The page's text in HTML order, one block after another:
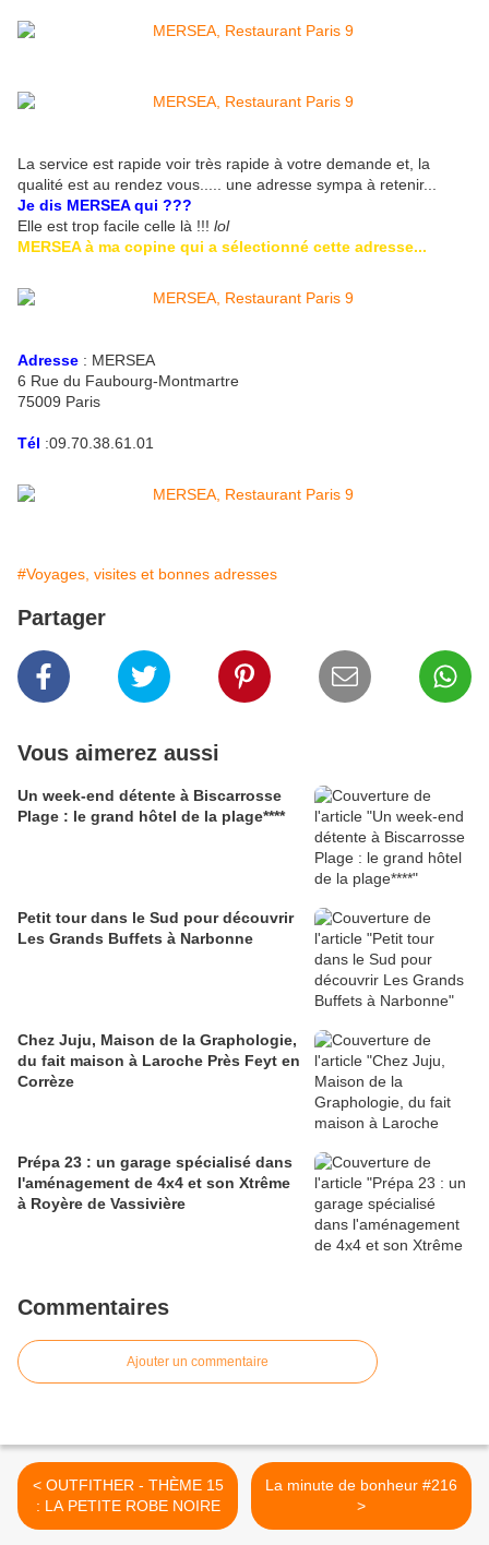
La service est rapide voir très rapide à votre demande et, la
qualité est au rendez vous..... une adresse sympa à retenir...
Je dis MERSEA qui ???
Elle est trop facile celle là !!! lol
MERSEA à ma copine qui a sélectionné cette adresse...
Adresse : MERSEA
6 Rue du Faubourg-Montmartre
75009 Paris
Tél :09.70.38.61.01
#Voyages, visites et bonnes adresses
Partager
Vous aimerez aussi
Un week-end détente à Biscarrosse
Plage : le grand hôtel de la plage****
Petit tour dans le Sud pour découvrir
Les Grands Buffets à Narbonne
Chez Juju, Maison de la Graphologie,
du fait maison à Laroche Près Feyt en
Corrèze
Prépa 23 : un garage spécialisé dans
l'aménagement de 4x4 et son Xtrême
à Royère de Vassivière
Commentaires
Ajouter un commentaire
< OUTFITHER - THÈME 15
: LA PETITE ROBE NOIRE
La minute de bonheur #216
>